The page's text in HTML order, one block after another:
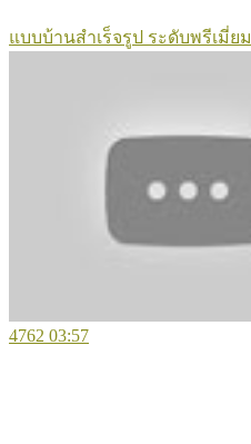
แบบบ้านสำเร็จรูป ระดับพรีเมี่ยม
4762 03:57